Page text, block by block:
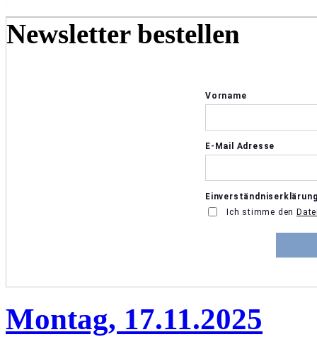
Newsletter bestellen
Montag, 17.11.2025